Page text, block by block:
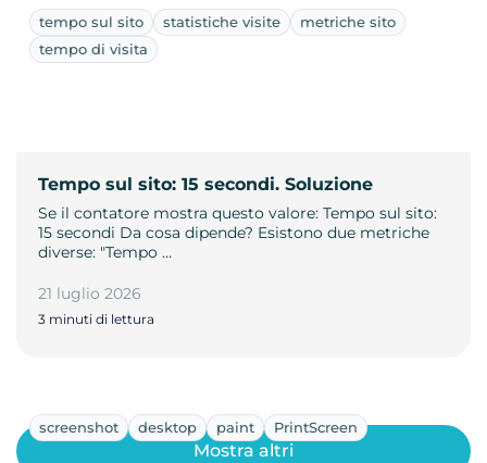
tempo sul sito statistiche visite
metriche sito
tempo di visita
Tempo sul sito: 15 secondi. Soluzione
Se il contatore mostra questo valore: Tempo sul sito:
15 secondi Da cosa dipende? Esistono due metriche
diverse: "Tempo …
21 luglio 2026
3 minuti di lettura
screenshot desktop paint PrintScreen
Mostra altri